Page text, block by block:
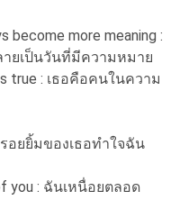
become more meaning :
ยเป็นวันที่มีความหมาย
true : เธอคือคนในความ
รอยยิ้มของเธอทำใจฉัน
you : ฉันเหนื่อยตลอด